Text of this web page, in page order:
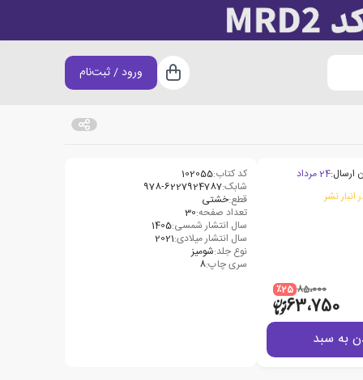
سبد خرید
ورود / ثبت‌نام
ارسال:24 مرداد
انبار نشر
85،000 ٪25
63،750
به سبد
کد کتاب:102055
شابک:978-6227924787
قطع:خشتی
تعداد صفحه:30
سال انتشار شمسی:1405
سال انتشار میلادی:2021
نوع جلد:شومیز
سری چاپ:8